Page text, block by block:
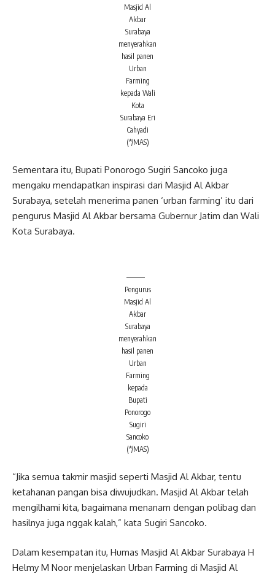
Masjid Al
Akbar
Surabaya
menyerahkan
hasil panen
Urban
Farming
kepada Wali
Kota
Surabaya Eri
Cahyadi
(*/MAS)
Sementara itu, Bupati Ponorogo Sugiri Sancoko juga
mengaku mendapatkan inspirasi dari Masjid Al Akbar
Surabaya, setelah menerima panen ‘urban farming’ itu dari
pengurus Masjid Al Akbar bersama Gubernur Jatim dan Wali
Kota Surabaya.
Pengurus
Masjid Al
Akbar
Surabaya
menyerahkan
hasil panen
Urban
Farming
kepada
Bupati
Ponorogo
Sugiri
Sancoko
(*/MAS)
“Jika semua takmir masjid seperti Masjid Al Akbar, tentu
ketahanan pangan bisa diwujudkan. Masjid Al Akbar telah
mengilhami kita, bagaimana menanam dengan polibag dan
hasilnya juga nggak kalah,” kata Sugiri Sancoko.
Dalam kesempatan itu, Humas Masjid Al Akbar Surabaya H
Helmy M Noor menjelaskan Urban Farming di Masjid Al